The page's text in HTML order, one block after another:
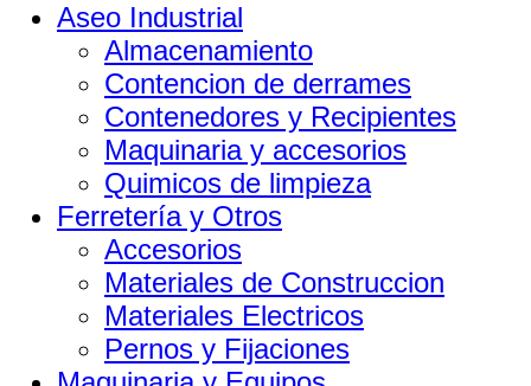
Aseo Industrial
Almacenamiento
Contencion de derrames
Contenedores y Recipientes
Maquinaria y accesorios
Quimicos de limpieza
Ferretería y Otros
Accesorios
Materiales de Construccion
Materiales Electricos
Pernos y Fijaciones